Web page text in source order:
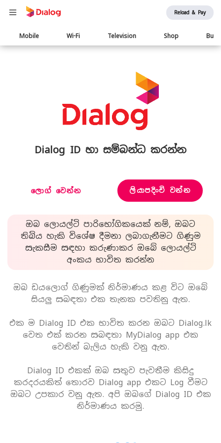
Reload & Pay
Main
navigation
Mobile Wi-Fi Television Shop
Dialog ID හා සම්බන්ධ කරන්න
ලොග් වෙන්න ලියාපදිංචි වන්න
ඔබ ලොයල්ටි පාරිභෝගිකයෙක් නම්, ඔබට
තිබිය හැකි විශේෂ දීමනා ලබාගැනීමට ගිණුම
සැකසීම සඳහා කරුණාකර ඔබේ ලොයල්ටි
අංකය භාවිත කරන්න
ඔබ ඩයලොග් ගිණුමක් නිර්මාණය කළ විට ඔබේ
සියලු සබඳතා එක තැනක පවතිනු ඇත.
එක ම Dialog ID එක භාවිත කරන ඔබට Dialog.lk
වෙත එක් කරන සබඳතා MyDialog app එක
වෙතින් බැලිය හැකි වනු ඇත.
Dialog ID එකක් ඔබ සතුව පැවතීම කිසිදු
කරදරයකිත් තොරව Dialog app එකට Log වීමට
ඔබට උපකාර වනු ඇත. අපි ඔබගේ Dialog ID එක
නිර්මාණය කරමු.